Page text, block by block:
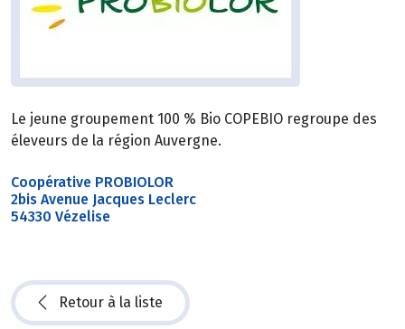
Le jeune groupement 100 % Bio COPEBIO regroupe des
éleveurs de la région Auvergne.
Coopérative PROBIOLOR
2bis Avenue Jacques Leclerc
54330 Vézelise
Retour à la liste